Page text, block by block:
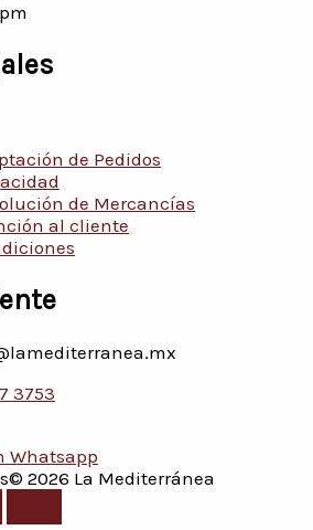
de Pedidos
de Mercancías
al cliente
3753
Whatsapp
2026 La Mediterránea